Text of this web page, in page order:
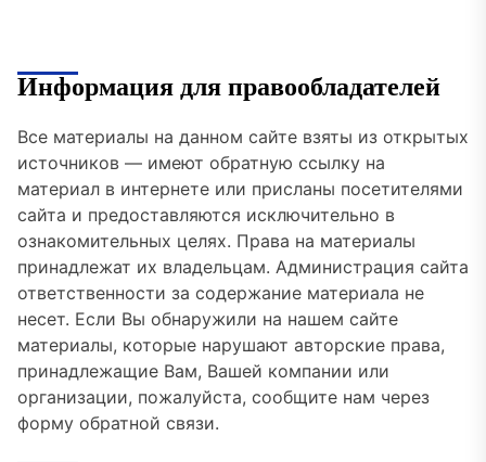
Информация для правообладателей
Все материалы на данном сайте взяты из открытых
источников — имеют обратную ссылку на
материал в интернете или присланы посетителями
сайта и предоставляются исключительно в
ознакомительных целях. Права на материалы
принадлежат их владельцам. Администрация сайта
ответственности за содержание материала не
несет. Если Вы обнаружили на нашем сайте
материалы, которые нарушают авторские права,
принадлежащие Вам, Вашей компании или
организации, пожалуйста, сообщите нам через
форму обратной связи.